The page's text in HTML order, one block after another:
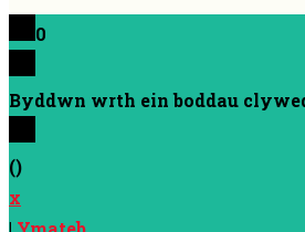
0
Byddwn wrth ein boddau
()
x